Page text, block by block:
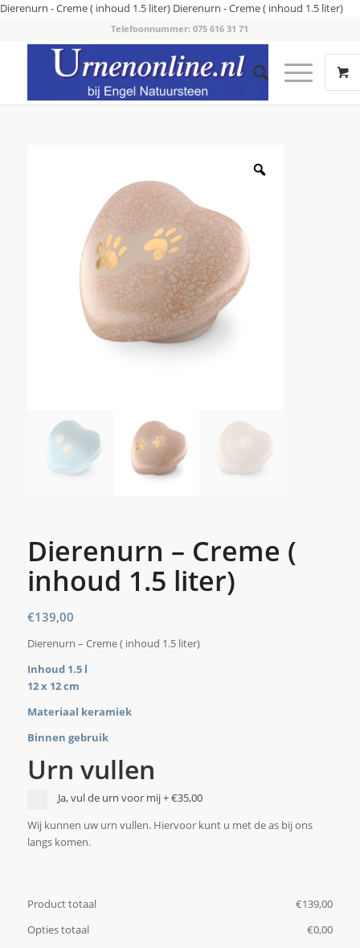
Dierenurn - Creme ( inhoud 1.5 liter) Dierenurn - Creme ( inhoud 1.5 liter)
Telefoonnummer: 075 616 31 71
Dierenurn – Creme (
inhoud 1.5 liter)
€139,00
Dierenurn – Creme ( inhoud 1.5 liter)
Inhoud 1.5 l
12 x 12 cm
Materiaal keramiek
Binnen gebruik
Urn vullen
Ja, vul de urn voor mij+€35,00
Wij kunnen uw urn vullen. Hiervoor kunt u met de as bij ons
langs komen.
Product totaal €‎139,00
Opties totaal
€‎0,00